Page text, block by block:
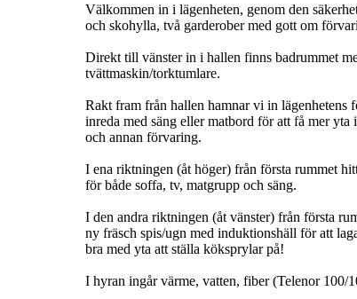
Välkommen in i lägenheten, genom den
och skohylla, två garderober med gott om
Direkt till vänster in i hallen finns badrummet
tvättmaskin/torktumlare.
Rakt fram från hallen hamnar vi in lägenhetens
inreda med säng eller matbord för att få mer
och annan förvaring.
I ena riktningen (åt höger) från första rummet
för både soffa, tv, matgrupp och säng.
I den andra riktningen (åt vänster) från första
ny fräsch spis/ugn med induktionshäll för att
bra med yta att ställa köksprylar på!
I hyran ingår värme, vatten, fiber (Telenor